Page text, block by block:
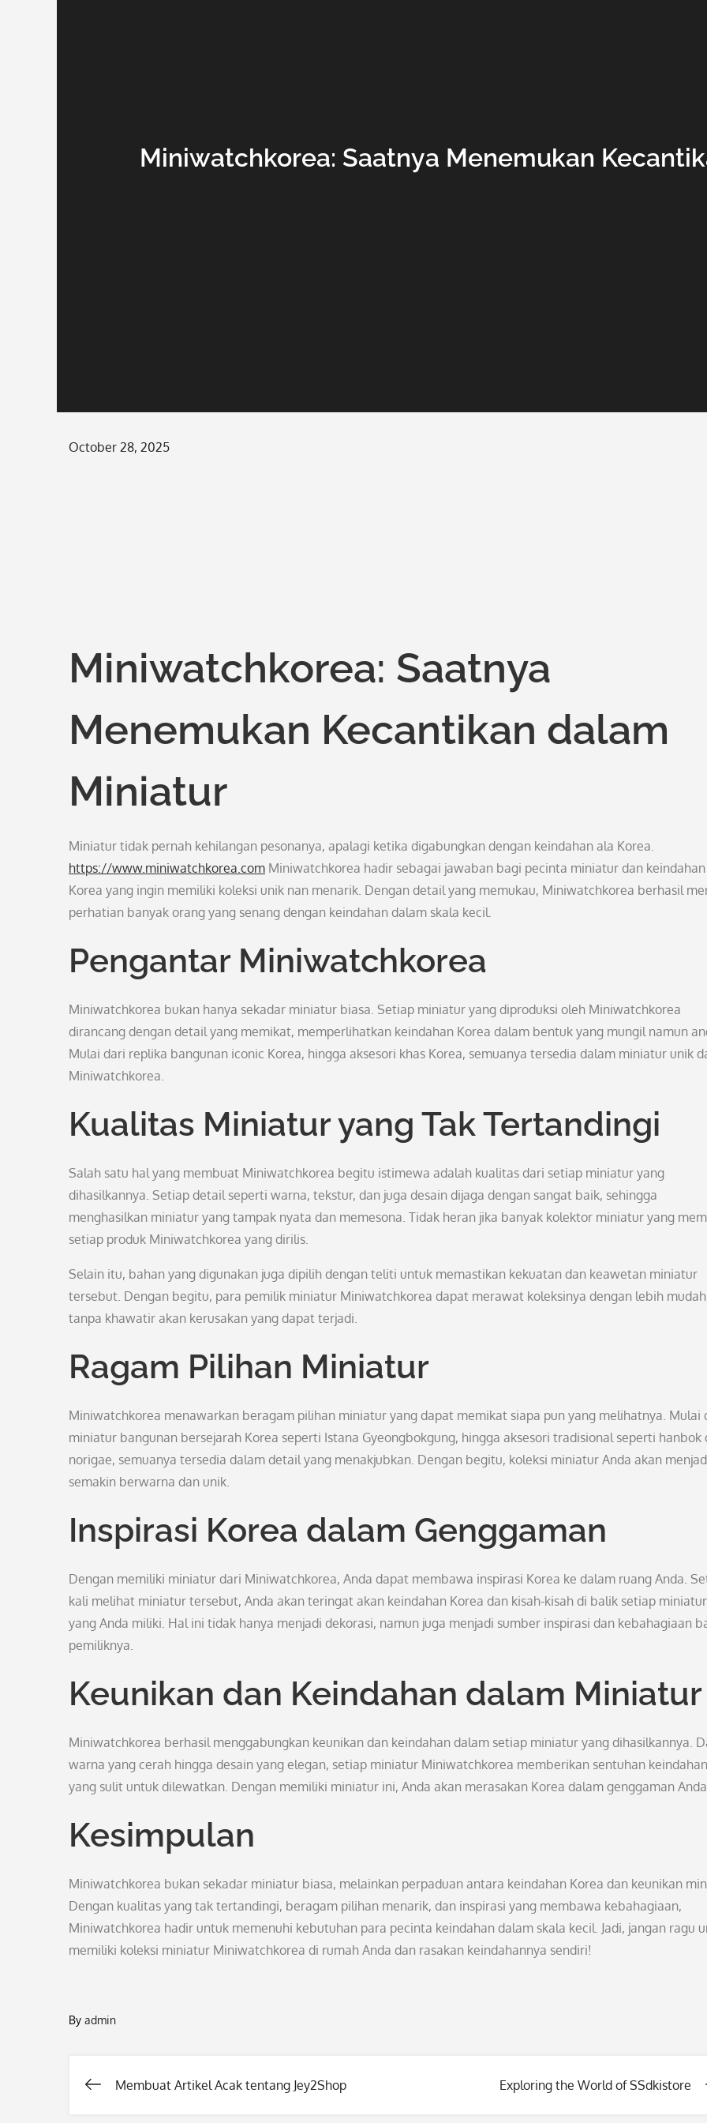
Miniwatchkorea: Saatnya Menemukan
Posted
October 28, 2025
Miniwatchkorea: Saatnya
Menemukan Kecantikan dalam
Miniatur
Miniatur tidak pernah kehilangan pesonanya, apalagi ketika digabungkan dengan keindahan ala Korea.
https://www.miniwatchkorea.com Miniwatchkorea hadir sebagai jawaban bagi pecinta miniatur dan keindahan
Korea yang ingin memiliki koleksi unik nan menarik. Dengan detail yang memukau, Miniwatchkorea berhasil
perhatian banyak orang yang senang dengan keindahan dalam skala kecil.
Pengantar Miniwatchkorea
Miniwatchkorea bukan hanya sekadar miniatur biasa. Setiap miniatur yang diproduksi oleh Miniwatchkorea
dirancang dengan detail yang memikat, memperlihatkan keindahan Korea dalam bentuk yang mungil namun
Mulai dari replika bangunan iconic Korea, hingga aksesori khas Korea, semuanya tersedia dalam miniatur unik
Miniwatchkorea.
Kualitas Miniatur yang Tak Tertandingi
Salah satu hal yang membuat Miniwatchkorea begitu istimewa adalah kualitas dari setiap miniatur yang
dihasilkannya. Setiap detail seperti warna, tekstur, dan juga desain dijaga dengan sangat baik, sehingga
menghasilkan miniatur yang tampak nyata dan memesona. Tidak heran jika banyak kolektor miniatur yang
setiap produk Miniwatchkorea yang dirilis.
Selain itu, bahan yang digunakan juga dipilih dengan teliti untuk memastikan kekuatan dan keawetan miniatur
tersebut. Dengan begitu, para pemilik miniatur Miniwatchkorea dapat merawat koleksinya dengan lebih mudah
tanpa khawatir akan kerusakan yang dapat terjadi.
Ragam Pilihan Miniatur
Miniwatchkorea menawarkan beragam pilihan miniatur yang dapat memikat siapa pun yang melihatnya. Mulai
miniatur bangunan bersejarah Korea seperti Istana Gyeongbokgung, hingga aksesori tradisional seperti hanbok
norigae, semuanya tersedia dalam detail yang menakjubkan. Dengan begitu, koleksi miniatur Anda akan
semakin berwarna dan unik.
Inspirasi Korea dalam Genggaman
Dengan memiliki miniatur dari Miniwatchkorea, Anda dapat membawa inspirasi Korea ke dalam ruang Anda.
kali melihat miniatur tersebut, Anda akan teringat akan keindahan Korea dan kisah-kisah di balik setiap miniatur
yang Anda miliki. Hal ini tidak hanya menjadi dekorasi, namun juga menjadi sumber inspirasi dan kebahagiaan
pemiliknya.
Keunikan dan Keindahan dalam Miniatur
Miniwatchkorea berhasil menggabungkan keunikan dan keindahan dalam setiap miniatur yang dihasilkannya.
warna yang cerah hingga desain yang elegan, setiap miniatur Miniwatchkorea memberikan sentuhan keindahan
yang sulit untuk dilewatkan. Dengan memiliki miniatur ini, Anda akan merasakan Korea dalam genggaman
Kesimpulan
Miniwatchkorea bukan sekadar miniatur biasa, melainkan perpaduan antara keindahan Korea dan keunikan
Dengan kualitas yang tak tertandingi, beragam pilihan menarik, dan inspirasi yang membawa kebahagiaan,
Miniwatchkorea hadir untuk memenuhi kebutuhan para pecinta keindahan dalam skala kecil. Jadi, jangan ragu
memiliki koleksi miniatur Miniwatchkorea di rumah Anda dan rasakan keindahannya sendiri!
By admin
Post
Membuat Artikel Acak tentang Jey2Shop Exploring the World of SSdkistore